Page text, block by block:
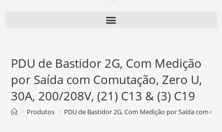
PDU de Bastidor 2G, Com Medição
por Saída com Comutação, Zero U,
30A, 200/208V, (21) C13 & (3) C19
> Produtos > PDU de Bastidor 2G, Com Medição por Saída com